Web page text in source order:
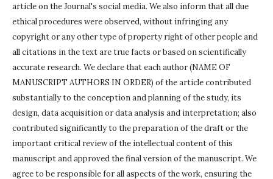
article on the Journal's social media. We also inform that all due
ethical procedures were observed, without infringing any
copyright or any other type of property right of other people and
all citations in the text are true facts or based on scientifically
accurate research. We declare that each author (NAME OF
MANUSCRIPT AUTHORS IN ORDER) of the article contributed
substantially to the conception and planning of the study, its
design, data acquisition or data analysis and interpretation; also
contributed significantly to the preparation of the draft or the
important critical review of the intellectual content of this
manuscript and approved the final version of the manuscript. We
agree to be responsible for all aspects of the work, ensuring the